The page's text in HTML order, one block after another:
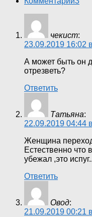
чекист:
23.09.2019 16:02
А может быть он
отрезветь?
Ответить
Татьяна:
22.09.2019 04:44
Женщина
Естественно что
убежал ,это испуг..
Ответить
Овод:
21.09.2019 00:21